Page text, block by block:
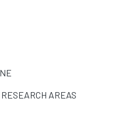
AREAS